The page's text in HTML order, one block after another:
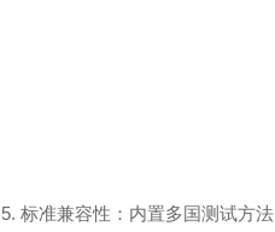
5. 标准兼容性：内置多国测试方法